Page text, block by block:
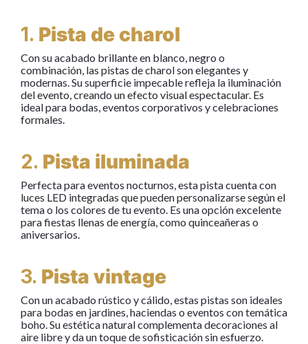
1. Pista de charol
Con su acabado brillante en blanco, negro o
combinación, las pistas de charol son elegantes y
modernas. Su superficie impecable refleja la iluminación
del evento, creando un efecto visual espectacular. Es
ideal para bodas, eventos corporativos y celebraciones
formales.
2. Pista iluminada
Perfecta para eventos nocturnos, esta pista cuenta con
luces LED integradas que pueden personalizarse según el
tema o los colores de tu evento. Es una opción excelente
para fiestas llenas de energía, como quinceañeras o
aniversarios.
3. Pista vintage
Con un acabado rústico y cálido, estas pistas son ideales
para bodas en jardines, haciendas o eventos con temática
boho. Su estética natural complementa decoraciones al
aire libre y da un toque de sofisticación sin esfuerzo.